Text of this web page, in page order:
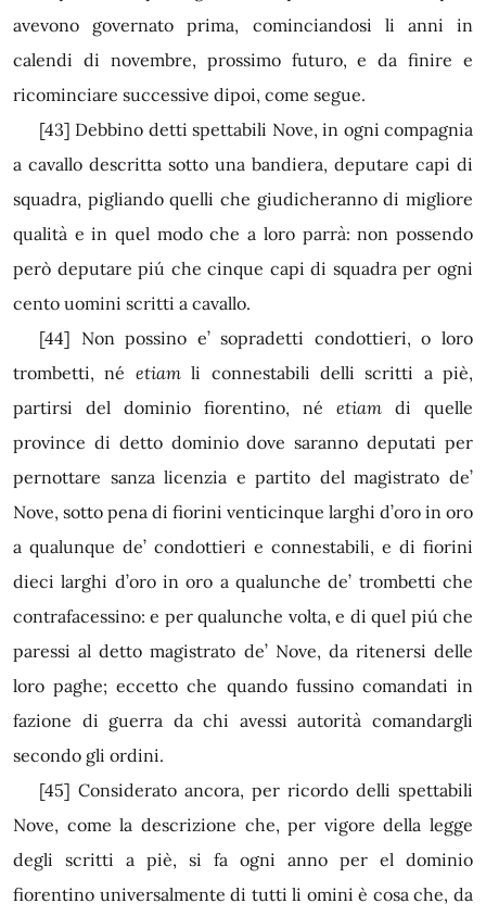
avevono governato prima, cominciandosi li anni in
calendi di novembre, prossimo futuro, e da finire e
ricominciare successive dipoi, come segue.
[43] Debbino detti spettabili Nove, in ogni compagnia
a cavallo descritta sotto una bandiera, deputare capi di
squadra, pigliando quelli che giudicheranno di migliore
qualità e in quel modo che a loro parrà: non possendo
però deputare piú che cinque capi di squadra per ogni
cento uomini scritti a cavallo.
[44] Non possino e’ sopradetti condottieri, o loro
trombetti, né etiamli connestabili delli scritti a piè,
partirsi del dominio fiorentino, né etiam di quelle
province di detto dominio dove saranno deputati per
pernottare sanza licenzia e partito del magistrato de’
Nove, sotto pena di fiorini venticinque larghi d’oro in oro
a qualunque de’ condottieri e connestabili, e di fiorini
dieci larghi d’oro in oro a qualunche de’ trombetti che
contrafacessino: e per qualunche volta, e di quel piú che
paressi al detto magistrato de’ Nove, da ritenersi delle
loro paghe; eccetto che quando fussino comandati in
fazione di guerra da chi avessi autorità comandargli
secondo gli ordini.
[45] Considerato ancora, per ricordo delli spettabili
Nove, come la descrizione che, per vigore della legge
degli scritti a piè, si fa ogni anno per el dominio
fiorentino universalmente di tutti li omini è cosa che, da